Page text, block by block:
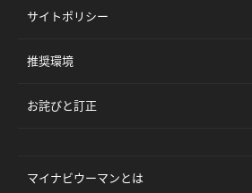
サイトポリシー
推奨環境
お詫びと訂正
マイナビウーマンとは